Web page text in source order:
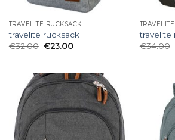
TRAVELITE RUCKSACK
travelite rucksack
€32.00 €23.00
travelite
€34.00